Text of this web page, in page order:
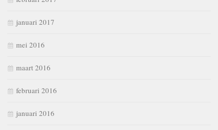
januari 2017
mei 2016
maart 2016
februari 2016
januari 2016